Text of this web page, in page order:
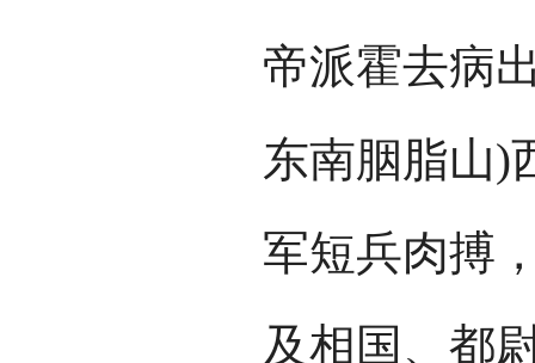
帝派霍去病
东南胭脂山)
军短兵肉搏
及相国、都